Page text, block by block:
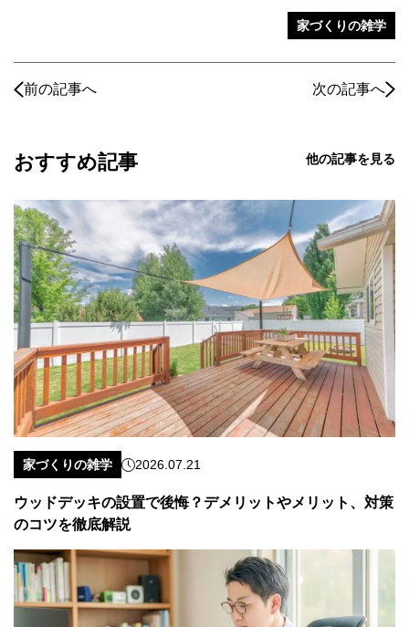
家づくりの雑学
前の記事へ 次の記事へ
おすすめ記事 他の記事を見る
家づくりの雑学 2026.07.21
ウッドデッキの設置で後悔？デメリットやメリット、対策
のコツを徹底解説